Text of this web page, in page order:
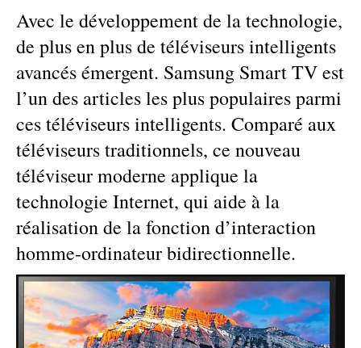
Avec le développement de la technologie,
de plus en plus de téléviseurs intelligents
avancés émergent. Samsung Smart TV est
l’un des articles les plus populaires parmi
ces téléviseurs intelligents. Comparé aux
téléviseurs traditionnels, ce nouveau
téléviseur moderne applique la
technologie Internet, qui aide à la
réalisation de la fonction d’interaction
homme-ordinateur bidirectionnelle.